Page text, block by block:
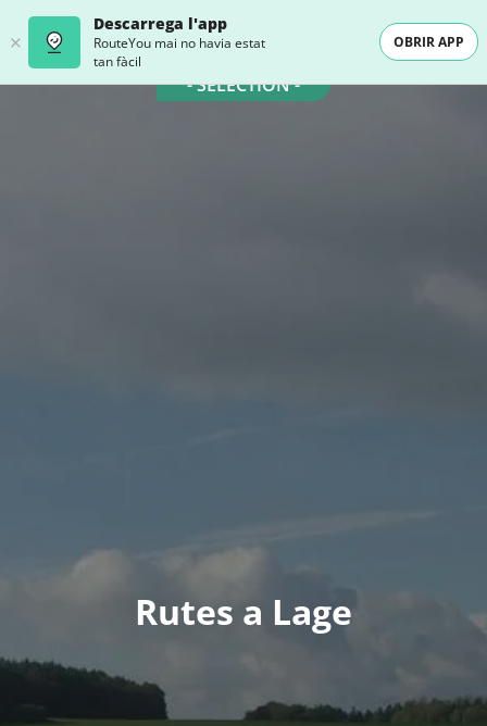
Descarrega l'app
RouteYou mai no havia estat
tan fàcil
OBRIR APP
- SELECTION -
Rutes a Lage